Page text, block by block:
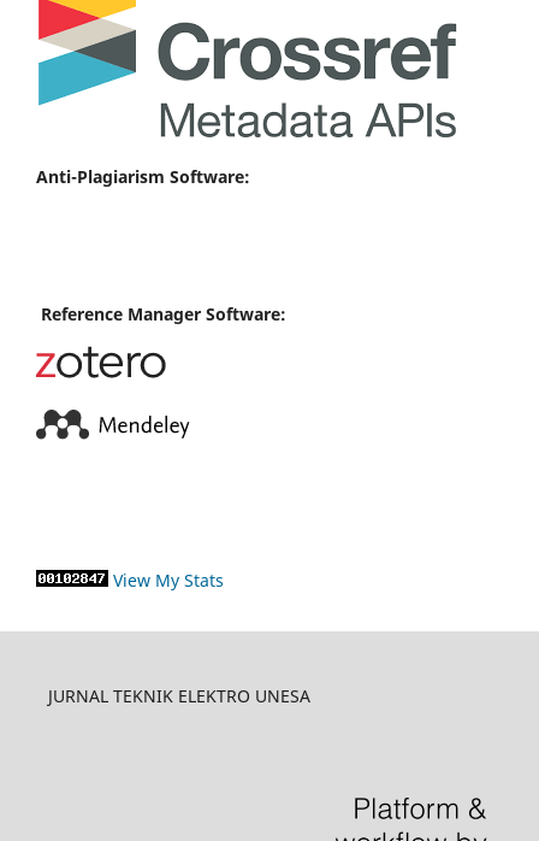
Anti-Plagiarism Software:
Reference Manager Software:
View My Stats
JURNAL TEKNIK ELEKTRO UNESA